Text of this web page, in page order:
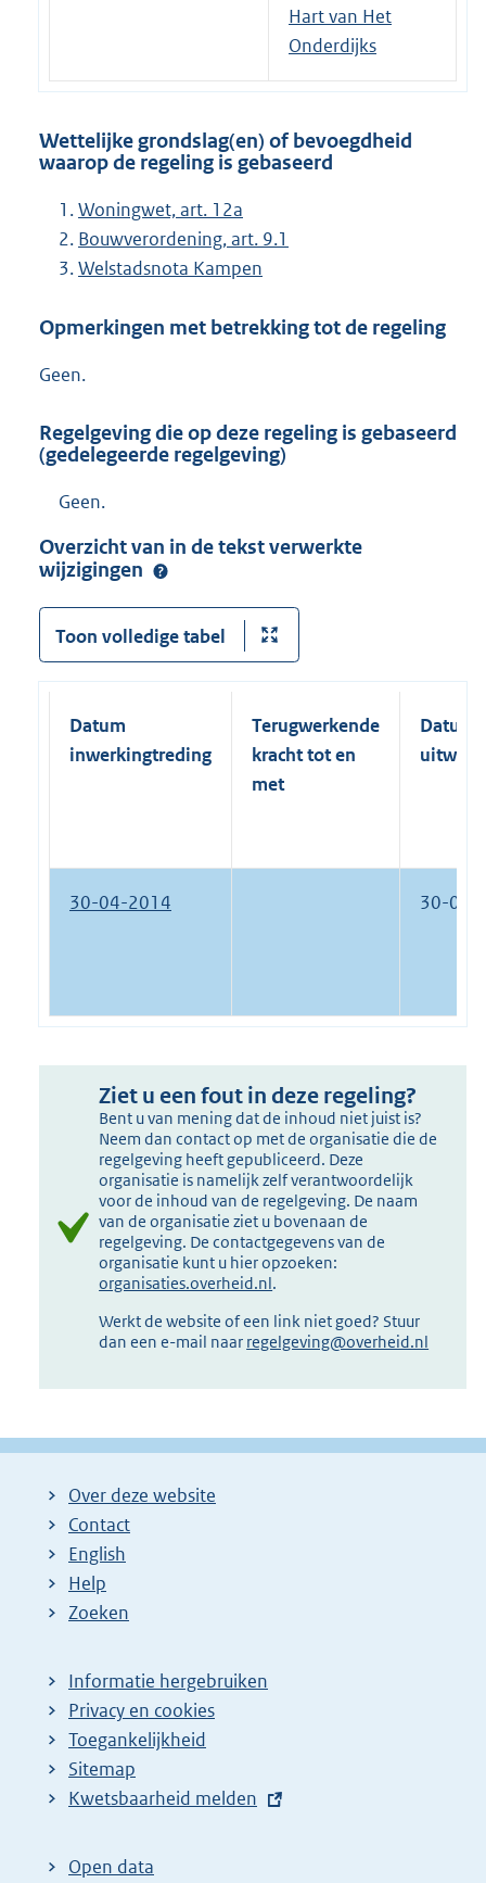
Hart van Het
Onderdijks
Wettelijke grondslag(en) of bevoegdheid
waarop de regeling is gebaseerd
Woningwet, art. 12a
Bouwverordening, art. 9.1
Welstadsnota Kampen
Opmerkingen met betrekking tot de regeling
Geen.
Regelgeving die op deze regeling is gebaseerd
(gedelegeerde regelgeving)
Geen.
Overzicht van in de tekst verwerkte
wijzigingen
Toon volledige tabel
Datum
inwerkingtreding
Terugwerkende
kracht tot en
met
Datum
30-04-2014 30-04-
Ziet u een fout in deze regeling?
Bent u van mening dat de inhoud niet juist is?
Neem dan contact op met de organisatie die de
regelgeving heeft gepubliceerd. Deze
organisatie is namelijk zelf verantwoordelijk
voor de inhoud van de regelgeving. De naam
van de organisatie ziet u bovenaan de
regelgeving. De contactgegevens van de
organisatie kunt u hier opzoeken:
organisaties.overheid.nl.
Werkt de website of een link niet goed? Stuur
dan een e-mail naar regelgeving@overheid.nl
Over deze website
Contact
English
Help
Zoeken
Informatie hergebruiken
Privacy en cookies
Toegankelijkheid
Sitemap
E
t
Kwetsbaarheid melden
Open data